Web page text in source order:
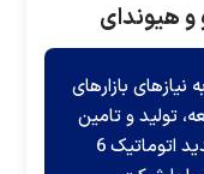
و هیوندای
بازارهای
تولید و تامین
سالیانه 400 هزار دستگاه گیربکس جدید اتوماتیک 6